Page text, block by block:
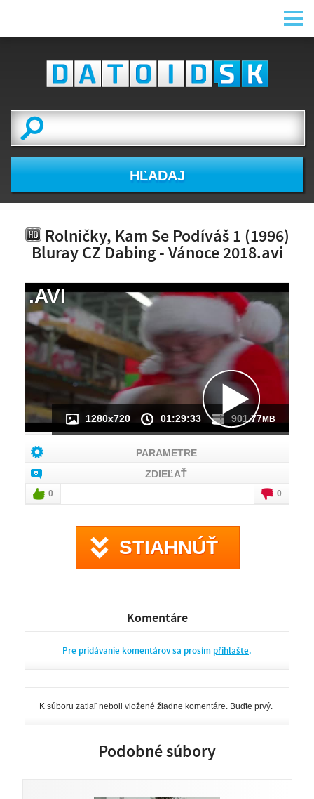
HĽADAJ
Rolničky, Kam Se Podíváš 1 (1996)
Bluray CZ Dabing - Vánoce 2018.avi
NÁHĽAD VIDEA
NIE JE K DISPOZÍCII
1280x720 01:29:33 901.77MB
.AVI
PARAMETRE
ZDIEĽAŤ
0 0
STIAHNÚŤ
Komentáre
Pre pridávanie komentárov sa prosím přihlašte.
K súboru zatiaľ neboli vložené žiadne komentáre. Buďte prvý.
Podobné súbory